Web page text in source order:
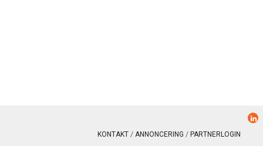
KONTAKT ANNONCERING PARTNERLOGIN